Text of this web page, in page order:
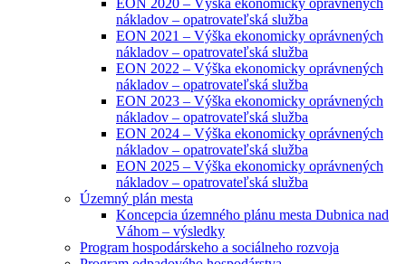
EON 2020 – Výška ekonomicky oprávnených
nákladov – opatrovateľská služba
EON 2021 – Výška ekonomicky oprávnených
nákladov – opatrovateľská služba
EON 2022 – Výška ekonomicky oprávnených
nákladov – opatrovateľská služba
EON 2023 – Výška ekonomicky oprávnených
nákladov – opatrovateľská služba
EON 2024 – Výška ekonomicky oprávnených
nákladov – opatrovateľská služba
EON 2025 – Výška ekonomicky oprávnených
nákladov – opatrovateľská služba
Územný plán mesta
Koncepcia územného plánu mesta Dubnica nad
Váhom – výsledky
Program hospodárskeho a sociálneho rozvoja